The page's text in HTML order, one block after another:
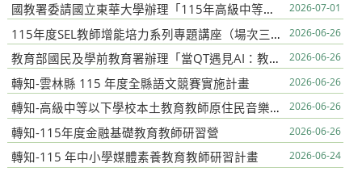
國教署委請國立東華大學辦理「115年高級中等學校原住民族校訂課程學校成果暨研習」 2026-07-01
115年度SEL教師增能培力系列專題講座（場次三）實施計畫 2026-06-26
教育部國民及學前教育署辦理「當QT遇見AI：教學品質的共創與實踐－114學年度普高工作圈與學科中心成果分享會」 2026-06-26
轉知-雲林縣 115 年度全縣語文競賽實施計畫 2026-06-26
轉知-高級中等以下學校本土教育教師原住民音樂培力研習實施計畫 2026-06-26
轉知-115年度金融基礎教育教師研習營 2026-06-26
轉知-115 年中小學媒體素養教育教師研習計畫 2026-06-24